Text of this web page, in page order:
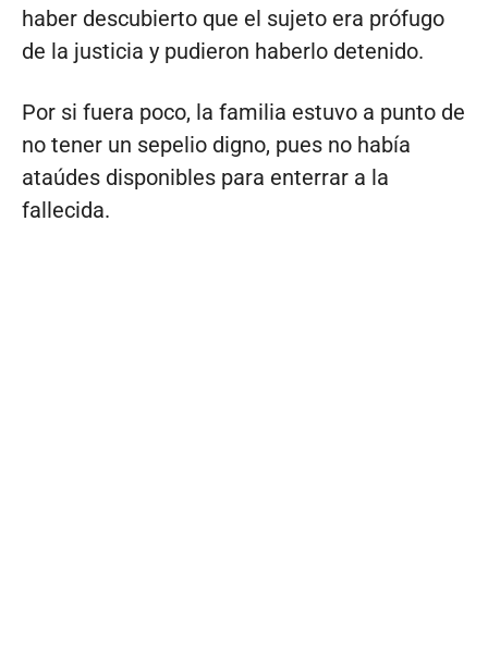
haber descubierto que el sujeto era prófugo
de la justicia y pudieron haberlo detenido.
Por si fuera poco, la familia estuvo a punto de
no tener un sepelio digno, pues no había
ataúdes disponibles para enterrar a la
fallecida.